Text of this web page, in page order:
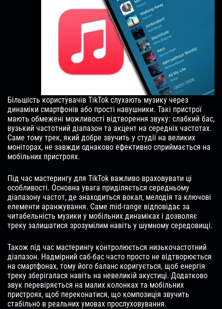
Більшість користувачів TikTok слухають музику через
динаміки смартфонів або прості навушники. Такі пристрої
мають обмежені можливості відтворення звуку: слабкий бас,
вузький частотний діапазон та акцент на середніх частотах.
Саме тому трек, який добре звучить у студії на великих
моніторах, не завжди однаково ефективно сприймається на
мобільних пристроях.
Під час мастерингу для TikTok важливо враховувати ці
особливості. Основна увага приділяється середньому
діапазону частот, де знаходиться вокал, мелодія та ключові
елементи аранжування. Саме mid-range відповідає за
читабельність музики у мобільних динаміках і дозволяє
треку залишатися зрозумілим навіть у шумному середовищі.
Також під час мастерингу контролюється низькочастотний
діапазон. Надмірний саб-бас часто просто не відтворюється
на смартфонах, тому його баланс коригується, щоб енергія
треку зберігалася навіть на невеликій акустиці. Додатково
звук перевіряється на малих колонках та мобільних
пристроях, щоб переконатися, що композиція звучить
стабільно в реальних умовах прослуховування.